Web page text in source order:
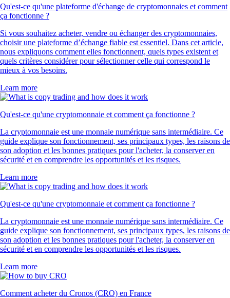
Qu'est-ce qu'une plateforme d'échange de cryptomonnaies et comment
ça fonctionne ?
Si vous souhaitez acheter, vendre ou échanger des cryptomonnaies,
choisir une plateforme d’échange fiable est essentiel. Dans cet article,
nous expliquons comment elles fonctionnent, quels types existent et
quels critères considérer pour sélectionner celle qui correspond le
mieux à vos besoins.
Learn more
Qu'est-ce qu'une cryptomonnaie et comment ça fonctionne ?
La cryptomonnaie est une monnaie numérique sans intermédiaire. Ce
guide explique son fonctionnement, ses principaux types, les raisons de
son adoption et les bonnes pratiques pour l'acheter, la conserver en
sécurité et en comprendre les opportunités et les risques.
Learn more
Qu'est-ce qu'une cryptomonnaie et comment ça fonctionne ?
La cryptomonnaie est une monnaie numérique sans intermédiaire. Ce
guide explique son fonctionnement, ses principaux types, les raisons de
son adoption et les bonnes pratiques pour l'acheter, la conserver en
sécurité et en comprendre les opportunités et les risques.
Learn more
Comment acheter du Cronos (CRO) en France